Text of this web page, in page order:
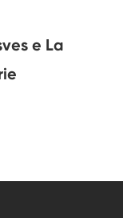
e La